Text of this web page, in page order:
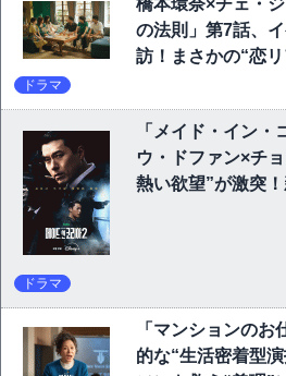
の法則」第7話、
訪！まさかの“恋
ドラマ
「メイド・イン
ウ・ドファン×チ
熱い欲望”が激突
ドラマ
「マンションのお
的な“生活密着型